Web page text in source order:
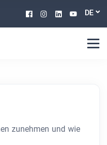
Facebook
Instagram
Linkedin
DE
zunehmen und wie